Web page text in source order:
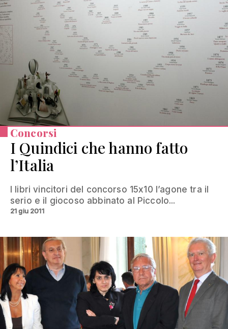
Concorsi
I Quindici che hanno fatto
l’Italia
I libri vincitori del concorso 15x10 l’agone tra il
serio e il giocoso abbinato al Piccolo...
21 giu 2011